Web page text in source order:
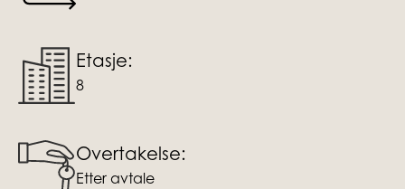
Etasje:
8
Overtakelse:
Etter avtale